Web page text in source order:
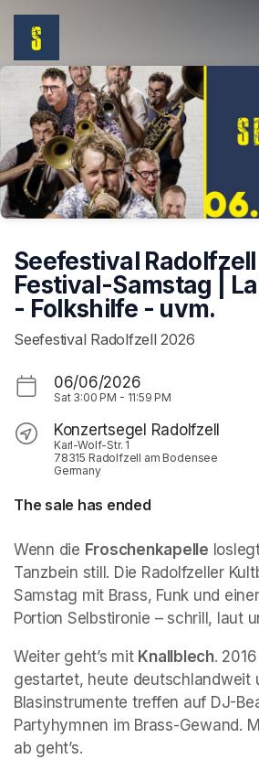
Skip header
Seefestival Radolfzell
Festival-Samstag |
- Folkshilfe - uvm.
Seefestival Radolfzell 2026
06/06/2026
Sat 3:00 PM - 11:59 PM
Konzertsegel Radolfzell
Karl-Wolf-Str. 1
78315 Radolfzell am Bodensee
Germany
The sale has ended
Wenn die Froschenkapelle
Tanzbein still. Die Radolfzeller
Samstag mit Brass, Funk und
Portion Selbstironie – schrill, laut
Weiter geht’s mit Knallblech.
gestartet, heute deutschlandweit
Blasinstrumente treffen auf DJ-
Partyhymnen im Brass-Gewand.
ab geht’s.